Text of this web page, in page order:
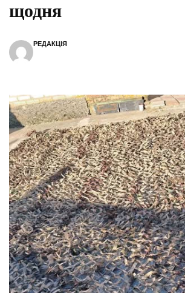
щодня
РЕДАКЦІЯ